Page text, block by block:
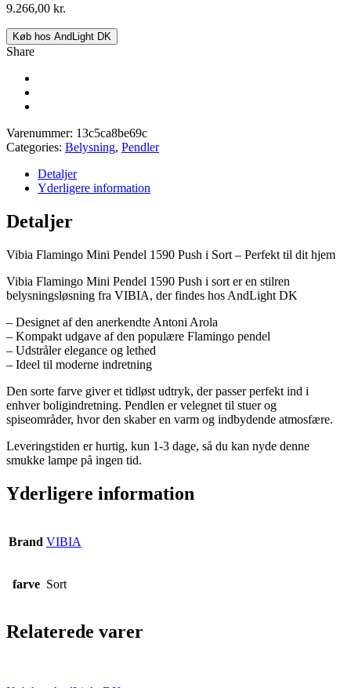
9.266,00 kr.
Køb hos AndLight DK
Share
Varenummer: 13c5ca8be69c
Categories: Belysning, Pendler
Detaljer
Yderligere information
Detaljer
Vibia Flamingo Mini Pendel 1590 Push i Sort – Perfekt til dit hjem
Vibia Flamingo Mini Pendel 1590 Push i sort er en stilren
belysningsløsning fra VIBIA, der findes hos AndLight DK
– Designet af den anerkendte Antoni Arola
– Kompakt udgave af den populære Flamingo pendel
– Udstråler elegance og lethed
– Ideel til moderne indretning
Den sorte farve giver et tidløst udtryk, der passer perfekt ind i
enhver boligindretning. Pendlen er velegnet til stuer og
spiseområder, hvor den skaber en varm og indbydende atmosfære.
Leveringstiden er hurtig, kun 1-3 dage, så du kan nyde denne
smukke lampe på ingen tid.
Yderligere information
Brand VIBIA
farve Sort
Relaterede varer